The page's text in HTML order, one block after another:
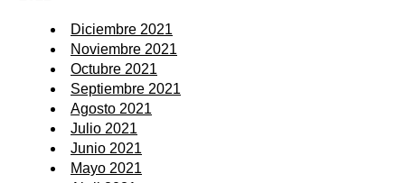
Diciembre 2021
Noviembre 2021
Octubre 2021
Septiembre 2021
Agosto 2021
Julio 2021
Junio 2021
Mayo 2021